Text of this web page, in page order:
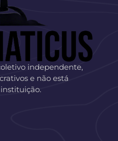
independente,
e não está